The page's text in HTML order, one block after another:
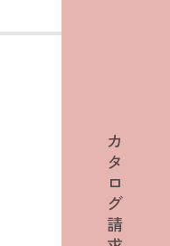
カ
タ
ロ
グ
請